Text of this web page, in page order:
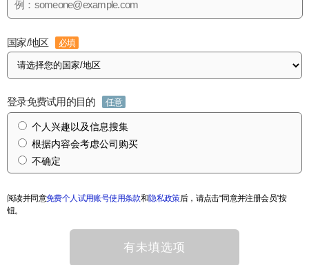
国家/地区 必填
登录免费试用的目的 任意
个人兴趣以及信息搜集
根据内容会考虑公司购买
不确定
阅读并同意免费个人试用账号使用条款和隐私政策后，请点击“同意并注册会员”按
钮。